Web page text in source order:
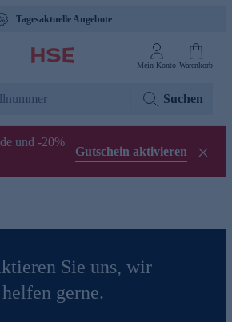
Tagesaktuelle Angebote
Mein Konto Warenkorb
Suchen
und -20%
Gutschein aktivieren
Sie uns, wir
helfen gerne.